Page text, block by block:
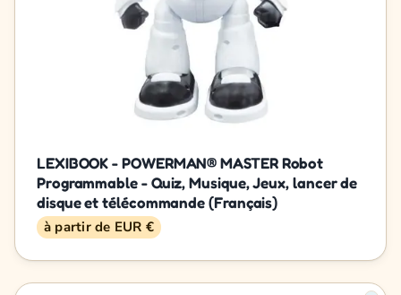
LEXIBOOK - POWERMAN® MASTER Robot
Programmable - Quiz, Musique, Jeux, lancer de
disque et télécommande (Français)
à partir de EUR €